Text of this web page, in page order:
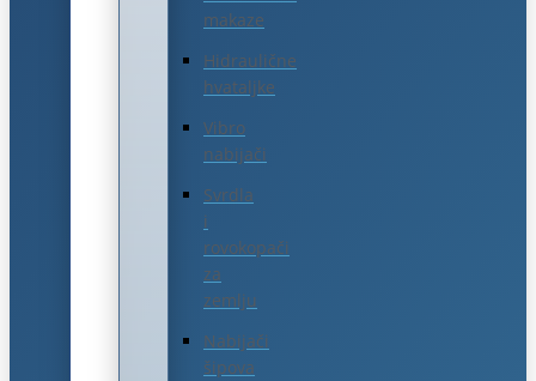
makaze
Hidraulične
hvataljke
Vibro
nabijači
Svrdla
i
rovokopači
za
zemlju
Nabijači
šipova